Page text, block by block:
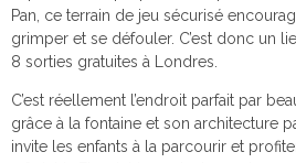
Pan, ce terrain de jeu sécurisé
grimper et se défouler. C’est donc un
8 sorties gratuites à Londres.
C’est réellement l’endroit parfait par
grâce à la fontaine et son architecture
invite les enfants à la parcourir et